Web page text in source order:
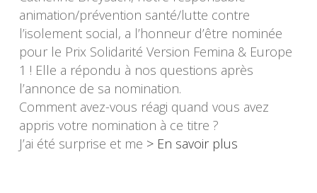
animation/prévention santé/lutte contre
l’isolement social, a l’honneur d’être nominée
pour le Prix Solidarité Version Femina & Europe
1 ! Elle a répondu à nos questions après
l’annonce de sa nomination.
Comment avez-vous réagi quand vous avez
appris votre nomination à ce titre ?
J’ai été surprise et me > En savoir plus